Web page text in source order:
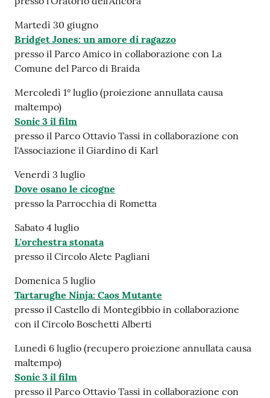
Martedì 30 giugno
Bridget Jones: un amore di ragazzo
presso il Parco Amico in collaborazione con La
Comune del Parco di Braida
Mercoledì 1° luglio (proiezione annullata causa
maltempo)
Sonic 3 il film
presso il Parco Ottavio Tassi in collaborazione con
l'Associazione il Giardino di Karl
Venerdì 3 luglio
Dove osano le cicogne
presso la Parrocchia di Rometta
Sabato 4 luglio
L'orchestra stonata
presso il Circolo Alete Pagliani
Domenica 5 luglio
Tartarughe Ninja: Caos Mutante
presso il Castello di Montegibbio in collaborazione
con il Circolo Boschetti Alberti
Lunedì 6 luglio (recupero proiezione annullata causa
maltempo)
Sonic 3 il film
presso il Parco Ottavio Tassi in collaborazione con